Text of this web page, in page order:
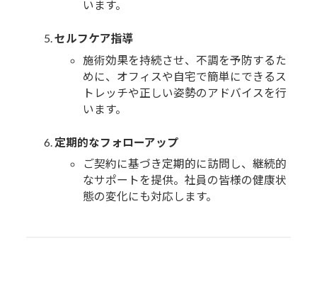
います。
セルフケア指導
施術効果を持続させ、不調を予防するた
めに、オフィスや自宅で簡単にできるス
トレッチや正しい姿勢のアドバイスを行
います。
定期的なフォローアップ
ご契約に基づき定期的に訪問し、継続的
なサポートを提供。社員の皆様の健康状
態の変化にも対応します。